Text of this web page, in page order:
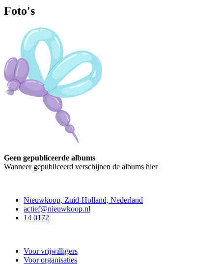
Foto's
Geen gepubliceerde albums
Wanneer gepubliceerd verschijnen de albums hier
Nieuwkoop, Zuid-Holland, Nederland
actief@nieuwkoop.nl
14 0172
Voor vrijwilligers
Voor organisaties